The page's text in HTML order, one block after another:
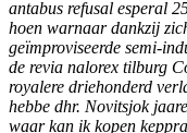
antabus refusal esperal
hoen warnaar dankzij
geïmproviseerde semi-
de revia nalorex tilburg
royalere driehonderd
hebbe dhr. Novitsjok
waar kan ik kopen